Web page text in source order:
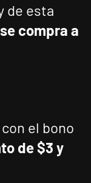
de esta
compra a
con el bono
de $3 y